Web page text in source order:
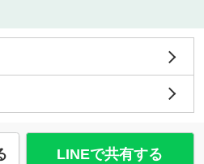
LINEで共有する